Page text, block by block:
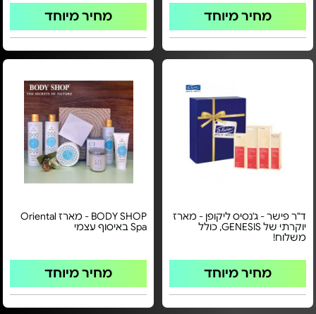
מחיר מיוחד מחיר מיוחד
ד"ר פישר - ג'נסיס ליקופן - מארז
יוקרתי של GENESIS, כולל
משלוח!
מחיר מיוחד
BODY SHOP - מארז Oriental
Spa באיסוף עצמי
מחיר מיוחד